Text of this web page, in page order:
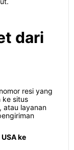
dari
resi yang
ke situs
atau layanan
ke